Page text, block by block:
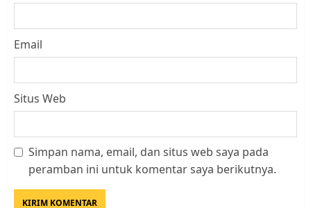
Email
Situs Web
Simpan nama, email, dan situs web saya pada
peramban ini untuk komentar saya berikutnya.
Datangi Pemko Batam, Warga